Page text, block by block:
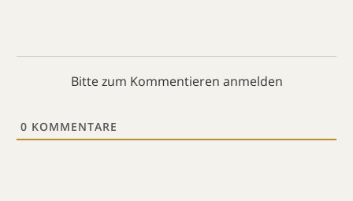
Bitte zum Kommentieren anmelden
0 KOMMENTARE